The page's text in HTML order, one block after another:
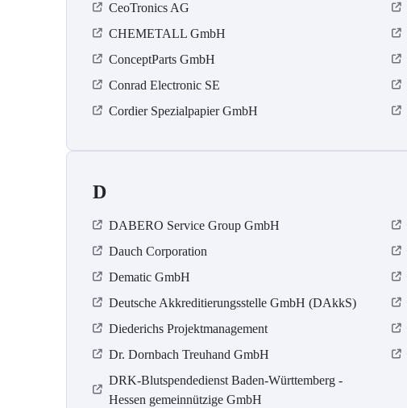
CeoTronics AG
CHEMETALL GmbH
ConceptParts GmbH
Conrad Electronic SE
Cordier Spezialpapier GmbH
D
DABERO Service Group GmbH
Dauch Corporation
Dematic GmbH
Deutsche Akkreditierungsstelle GmbH (DAkkS)
Diederichs Projektmanagement
Dr. Dornbach Treuhand GmbH
DRK-Blutspendedienst Baden-Württemberg -
Hessen gemeinnützige GmbH